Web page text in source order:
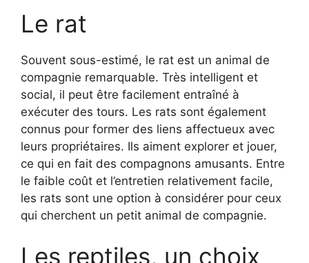
Le rat
Souvent sous-estimé, le rat est un animal de
compagnie remarquable. Très intelligent et
social, il peut être facilement entraîné à
exécuter des tours. Les rats sont également
connus pour former des liens affectueux avec
leurs propriétaires. Ils aiment explorer et jouer,
ce qui en fait des compagnons amusants. Entre
le faible coût et l’entretien relativement facile,
les rats sont une option à considérer pour ceux
qui cherchent un petit animal de compagnie.
Les reptiles, un choix